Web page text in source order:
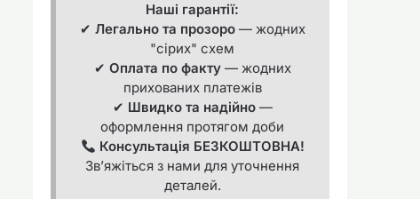
Наші гарантії:
✔ Легально та прозоро— жодних
"сірих" схем
✔ Оплата по факту— жодних
прихованих платежів
✔ Швидко та надійно—
оформлення протягом доби
Консультація БЕЗКОШТОВНА!
Зв’яжіться з нами для уточнення
деталей.